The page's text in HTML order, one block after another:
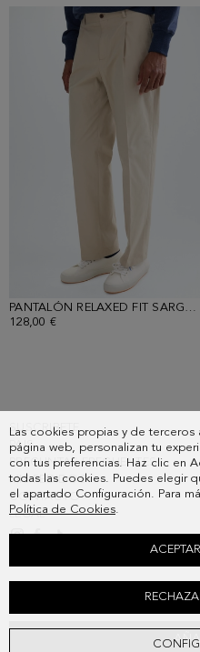
Las cookies propias y de terceros
página web, personalizan tu
con tus preferencias. Haz clic en
todas las cookies. Puedes elegir
el apartado Configuración. Para
Política de Cookies.
PANTALÓN RELAXED FIT SARGA ALGODÓN
128,00 €
SUSCRIBETE
PAIS
PREGUNTAS FRECUENTES
MIS PEDIDOS
CONTACTO
LEGAL